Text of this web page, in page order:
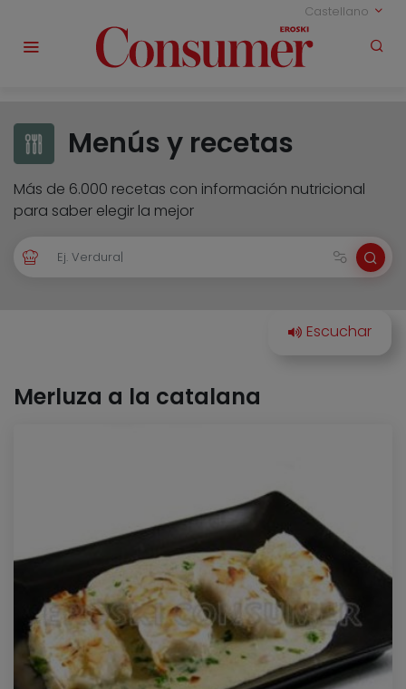
Castellano
Menús y recetas
Más de 6.000 recetas con información nutricional
para saber elegir la mejor
Merluza a la catalana